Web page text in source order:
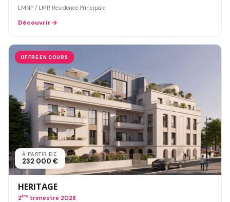
LMNP / LMP, Residence Principale
Découvrir
OFFRE EN COURS
À PARTIR DE
232 000 €
HERITAGE
2ème trimestre 2028